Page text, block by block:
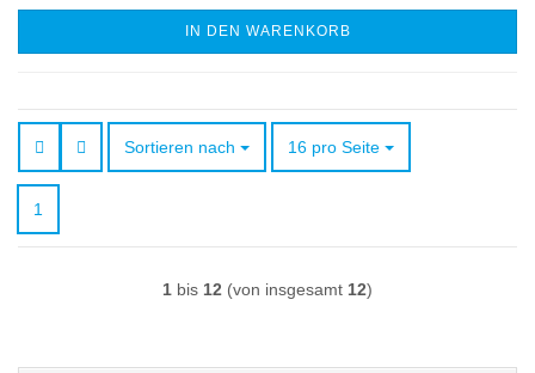
IN DEN WARENKORB
Sortieren nach
Sortieren nach 16 pro Seite
pro Seite
1
1 bis 12 (von insgesamt 12)